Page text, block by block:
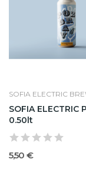
SOFIA ELECTRIC
SOFIA ELECTRIC
0.50lt
5,50 €